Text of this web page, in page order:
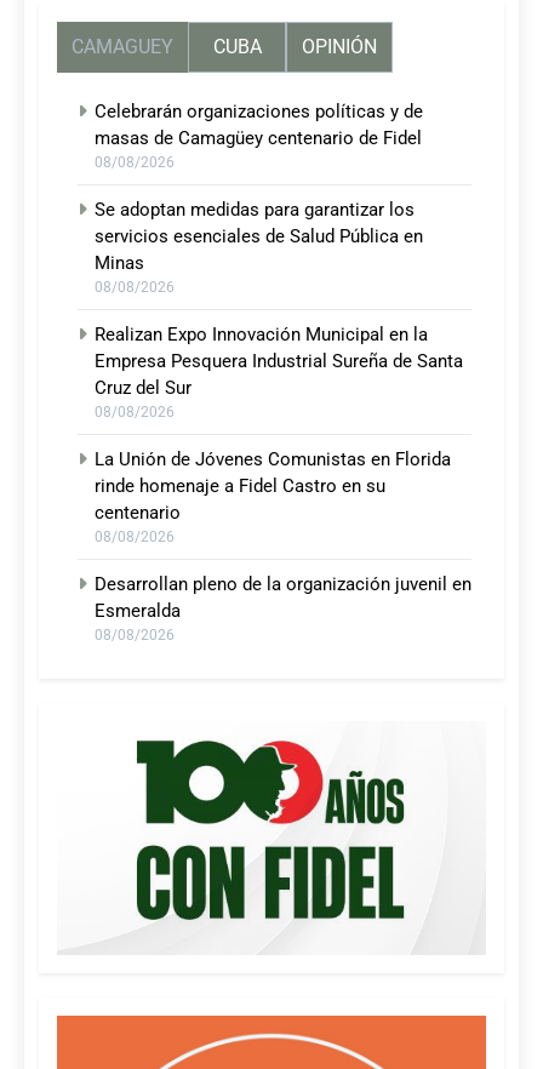
CAMAGUEY CUBA OPINIÓN
Celebrarán organizaciones políticas y de
masas de Camagüey centenario de Fidel
08/08/2026
Se adoptan medidas para garantizar los
servicios esenciales de Salud Pública en
Minas
08/08/2026
Realizan Expo Innovación Municipal en la
Empresa Pesquera Industrial Sureña de Santa
Cruz del Sur
08/08/2026
La Unión de Jóvenes Comunistas en Florida
rinde homenaje a Fidel Castro en su
centenario
08/08/2026
Desarrollan pleno de la organización juvenil en
Esmeralda
08/08/2026